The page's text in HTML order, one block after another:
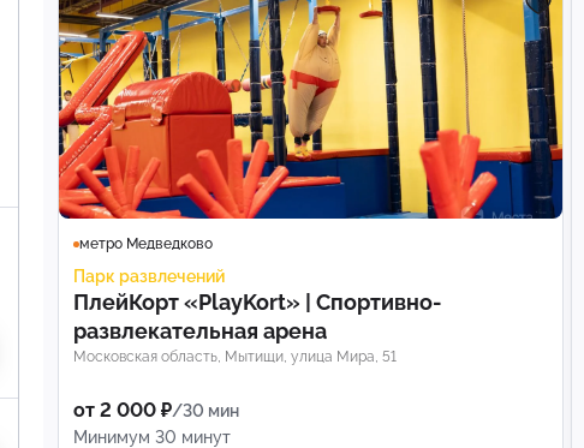
метро Медведково
Парк развлечений
ПлейКорт «PlayKort» | Спортивно-
развлекательная арена
Московская область, Мытищи, улица Мира, 51
от 2 000 ₽/30 мин
Минимум 30 минут